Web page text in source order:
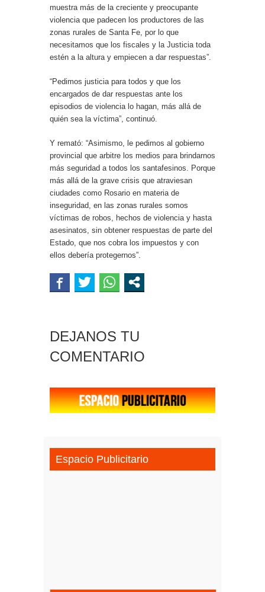
muestra más de la creciente y preocupante
violencia que padecen los productores de las
zonas rurales de Santa Fe, por lo que
necesitamos que los fiscales y la Justicia toda
estén a la altura y empiecen a dar respuestas”.
“Pedimos justicia para todos y que los
encargados de dar respuestas ante los
episodios de violencia lo hagan, más allá de
quién sea la víctima”, continuó.
Y remató: “Asimismo, le pedimos al gobierno
provincial que arbitre los medios para brindarnos
más seguridad a todos los santafesinos. Porque
más allá de la grave crisis que atraviesan
ciudades como Rosario en materia de
inseguridad, en las zonas rurales somos
víctimas de robos, hechos de violencia y hasta
asesinatos, sin obtener respuestas de parte del
Estado, que nos cobra los impuestos y con
ellos debería protegernos”.
DEJANOS TU
COMENTARIO
Espacio Publicitario